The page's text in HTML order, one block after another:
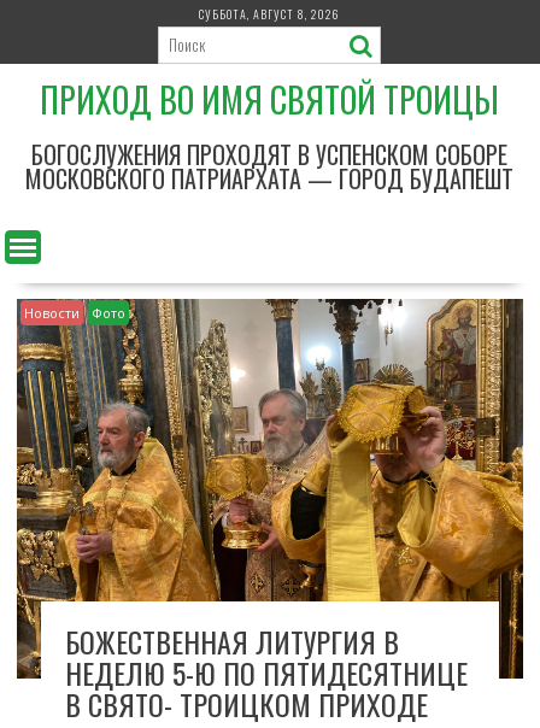
р
с
о
СУББОТА, АВГУСТ 8, 2026
ПРИХОД ВО ИМЯ СВЯТОЙ ТРОИЦЫ
БОГОСЛУЖЕНИЯ ПРОХОДЯТ В УСПЕНСКОМ СОБОРЕ
МОСКОВСКОГО ПАТРИАРХАТА — ГОРОД БУДАПЕШТ
Новости Фото
БОЖЕСТВЕННАЯ ЛИТУРГИЯ В
НЕДЕЛЮ 5-Ю ПО ПЯТИДЕСЯТНИЦЕ
В СВЯТО- ТРОИЦКОМ ПРИХОДЕ